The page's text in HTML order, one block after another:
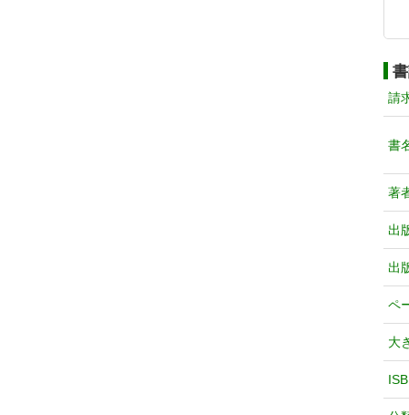
請
書
著
出
出
ペ
大